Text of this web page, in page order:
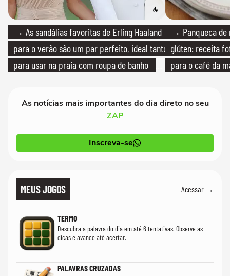
→ As sandálias favoritas de Erling Haaland
para o verão são um par perfeito, ideal tanto
para usar na praia com roupa de banho
→ Panqueca de
glúten: receita
para o café da
As notícias mais importantes do dia direto no seu
ZAP
Inscreva-se
MEUS JOGOS Acessar →
TERMO
Descubra a palavra do dia em até 6 tentativas. Observe as
dicas e avance até acertar.
PALAVRAS CRUZADAS